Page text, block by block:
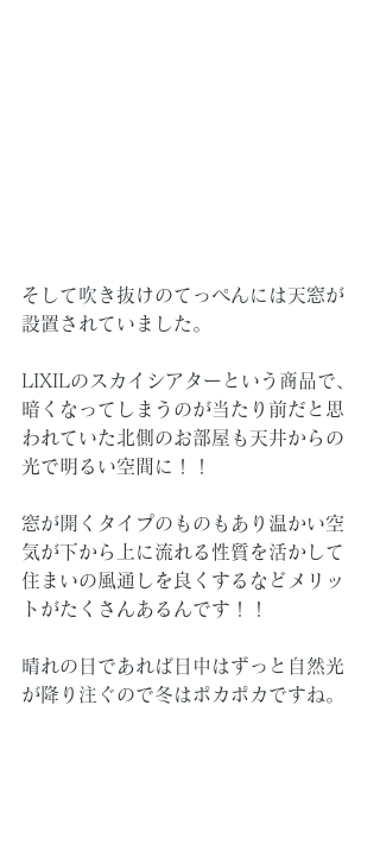
そして吹き抜けのてっぺんには天窓が
設置されていました。
LIXILのスカイシアターという商品で、
暗くなってしまうのが当たり前だと思
われていた北側のお部屋も天井からの
光で明るい空間に！！
窓が開くタイプのものもあり 温かい空
気が下から上に流れる性質を活かして
住まいの風通しを良くするなどメリッ
トがたくさんあるんです！！
晴れの日であれば日中はずっと自然光
が降り注ぐので冬はポカポカですね。